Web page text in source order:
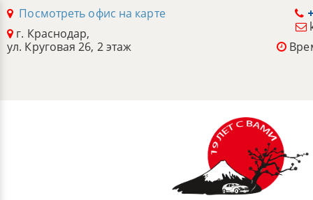
Посмотреть офис на карте
г. Краснодар,
ул. Круговая 26, 2 этаж